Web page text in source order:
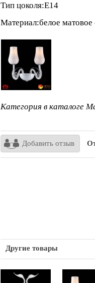
Тип цоколя:E14
Материал:белое матовое
Категория в каталоге
Добавить отзыв
Другие товары